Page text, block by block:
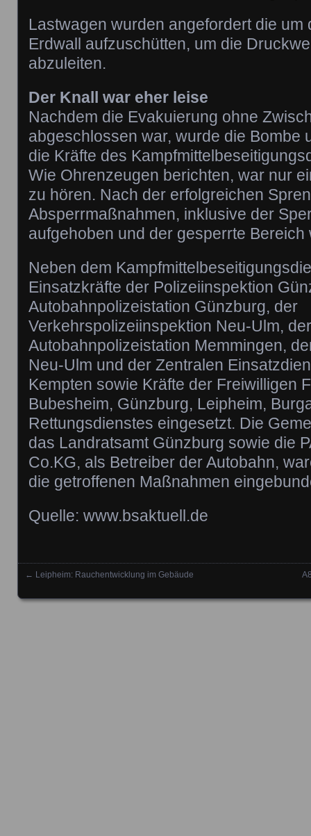
Lastwagen wurden angefordert die um
Erdwall aufzuschütten, um die
abzuleiten.
Der Knall war eher leise
Nachdem die Evakuierung ohne
abgeschlossen war, wurde die Bombe
die Kräfte des
Wie Ohrenzeugen berichten, war nur
zu hören. Nach der erfolgreichen
Absperrmaßnahmen, inklusive der
aufgehoben und der gesperrte
Neben dem
Einsatzkräfte der Polizeiinspektion
Autobahnpolizeistation Günzburg, der
Verkehrspolizeiinspektion Neu-Ulm, der
Autobahnpolizeistation Memmingen,
Neu-Ulm und der Zentralen
Kempten sowie Kräfte der Freiwilligen
Bubesheim, Günzburg, Leipheim,
Rettungsdienstes eingesetzt. Die
das Landratsamt Günzburg sowie die
Co.KG, als Betreiber der Autobahn,
die getroffenen Maßnahmen
Quelle: www.bsaktuell.de
← Leipheim: Rauchentwicklung im Gebäude